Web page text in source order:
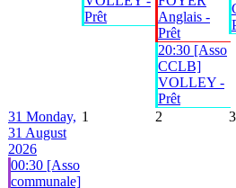
Prêt
Anglais -
Prêt
20:30 [Asso
CCLB]
VOLLEY -
Prêt
31 Monday,
31 August
2026
00:30 [Asso
communale]
1 2 3